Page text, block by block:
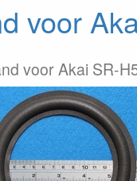
voor
voor Akai SR-